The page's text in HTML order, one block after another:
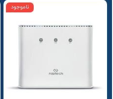
ناموجود